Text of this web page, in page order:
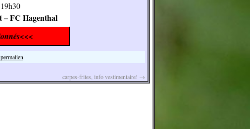
19h30
– FC Hagenthal
.
carpes-frites, info vestimentaire! →